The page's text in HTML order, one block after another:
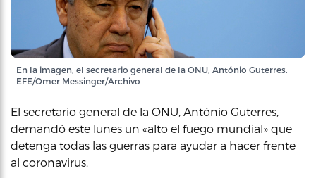
En la imagen, el secretario general de la ONU, António Guterres.
EFE/Omer Messinger/Archivo
El secretario general de la ONU, António Guterres,
demandó este lunes un «alto el fuego mundial» que
detenga todas las guerras para ayudar a hacer frente
al coronavirus.